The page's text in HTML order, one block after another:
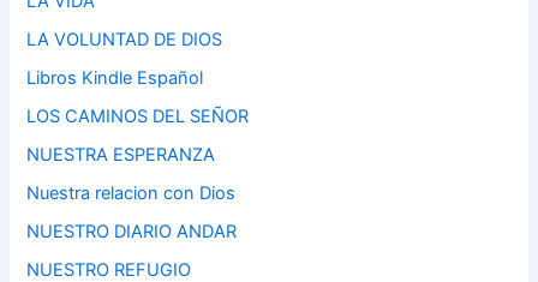
LA VOLUNTAD DE DIOS
Libros Kindle Español
LOS CAMINOS DEL SEÑOR
NUESTRA ESPERANZA
Nuestra relacion con Dios
NUESTRO DIARIO ANDAR
NUESTRO REFUGIO